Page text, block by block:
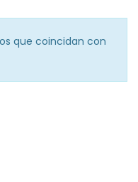
que coincidan con